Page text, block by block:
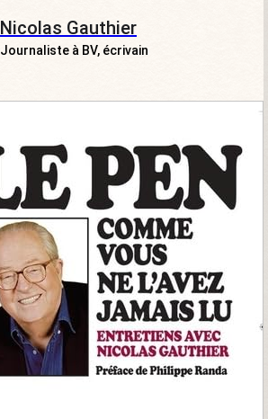
Nicolas Gauthier
Journaliste à BV, écrivain